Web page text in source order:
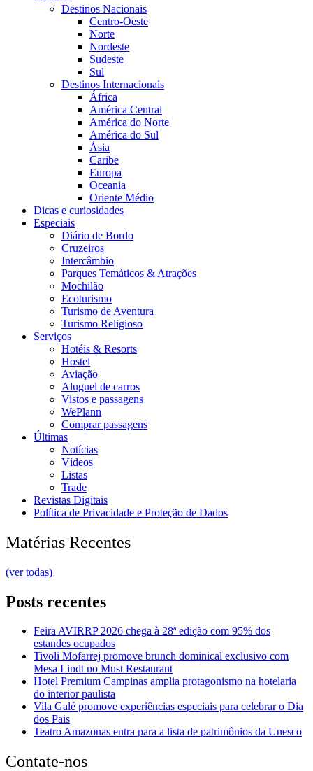
Destinos Nacionais
Centro-Oeste
Norte
Nordeste
Sudeste
Sul
Destinos Internacionais
África
América Central
América do Norte
América do Sul
Ásia
Caribe
Europa
Oceania
Oriente Médio
Dicas e curiosidades
Especiais
Diário de Bordo
Cruzeiros
Intercâmbio
Parques Temáticos & Atrações
Mochilão
Ecoturismo
Turismo de Aventura
Turismo Religioso
Serviços
Hotéis & Resorts
Hostel
Aviação
Aluguel de carros
Vistos e passagens
WePlann
Comprar passagens
Últimas
Notícias
Vídeos
Listas
Trade
Revistas Digitais
Política de Privacidade e Proteção de Dados
Matérias Recentes
(ver todas)
Posts recentes
Feira AVIRRP 2026 chega à 28ª edição com 95% dos
estandes ocupados
Tivoli Mofarrej promove brunch dominical exclusivo com
Mesa Lindt no Must Restaurant
Hotel Premium Campinas amplia protagonismo na hotelaria
do interior paulista
Vila Galé promove experiências especiais para celebrar o Dia
dos Pais
Teatro Amazonas entra para a lista de patrimônios da Unesco
Contate-nos